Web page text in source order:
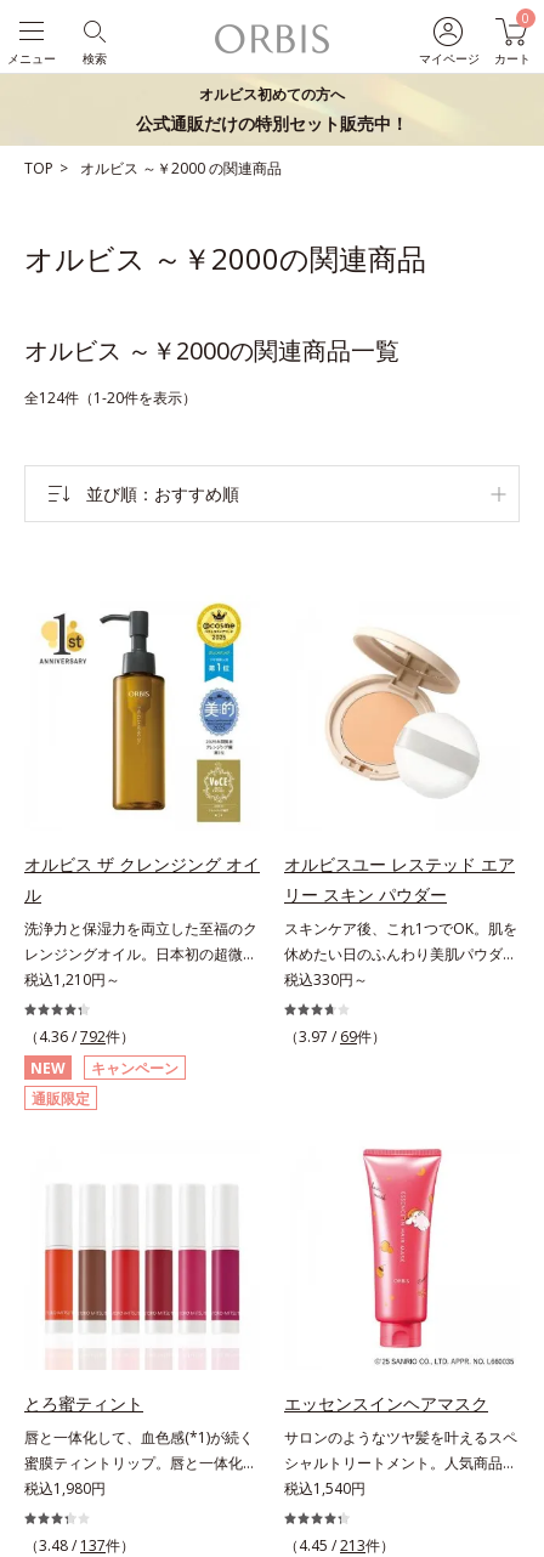
マイページ
0
カート
検索
メニュー
オルビス初めての方へ
公式通販だけの特別セット販売中！
TOP オルビス ～￥2000の関連商品
オルビス ～￥2000の関連商品
オルビス ～￥2000の関連商品一覧
全124件（1-20件を表示）
並び順 おすすめ順
オルビス ザ クレンジング オイ
ル
洗浄力と保湿力を両立した至福のク
レンジングオイル。日本初の超微粒
子技術(*1)が毛穴奥の微細な汚れに
アプローチ。圧倒的な洗浄力と毛穴
悩みに着目したクレンジングオイル
です。日本初・超微粒子技術(*1)
で、さっと塗り広げるだけで濃いメ
イクはもちろん毛穴悩みも取り去
ンジング(*2)をご用意しました。ポ
微粒子とオイルが肌と汚れの間に入
り込み、小さくばらけて肌表面にう
することを防止し、細かい毛穴汚れ
をごっそりするん！角栓溶解オイル
(*4)が詰まりや黒ずみも溶かして、
毛穴の目立ちにくいすべすべ肌に洗
い上げます。大人肌のためのくすみ
(*5)を晴らすアプローチによって圧
税込1,210円～
（4.36 /792件）
NEW
キャンペーン
通販限定
オルビスユー レステッド エア
リー スキン パウダー
スキンケア後、これ1つでOK。肌を
休めたい日のふんわり美肌パウダ
ー。ふんわり美肌が叶う、うるおい
パウダーです。3色の光を操るパウ
ダーがツヤと透明感を演出。ソフト
ちり・ホコリ、紫外線などの外的刺
激から肌をガードします。スキンケ
ア後にこれひとつでライトメイク効
果。クレンジング不要で、紫外線吸
収剤やグリセリン、パラベンもフリ
ー処方。肌を休ませたい日、リモー
トワークの時、近所へちょこっとお
出かけする時など、しっかりメイク
は負担に感じる日におすすめです。
税込330円～
（3.97 / 69件）
とろ蜜ティント
唇と一体化して、血色感(*1)が続く
蜜膜ティントリップ。唇と一体化し
て色落ちしにくいティント処方とう
るおいを両立した、ティントリップ
です。色が長時間唇に密着するオイ
税込1,980円
（3.48 / 137件）
エッセンスインヘアマスク
サロンのようなツヤ髪を叶えるスペ
シャルトリートメント。人気商品
「エッセンスインヘアミルク」と同
じシリーズの、お風呂で美しいツヤ
髪を叶えるスペシャルヘアマスクで
税込1,540円
（4.45 /213件）